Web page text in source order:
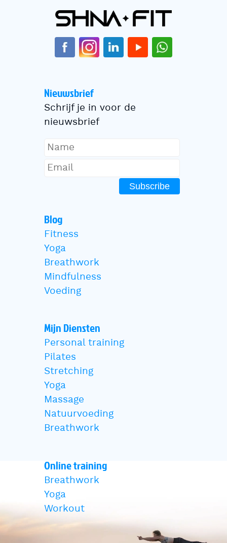
Nieuwsbrief
Schrijf je in voor de
nieuwsbrief
Subscribe
Blog
Fitness
Yoga
Breathwork
Mindfulness
Voeding
Mijn Diensten
Personal training
Pilates
Stretching
Yoga
Massage
Natuurvoeding
Breathwork
Online training
Breathwork
Yoga
Workout